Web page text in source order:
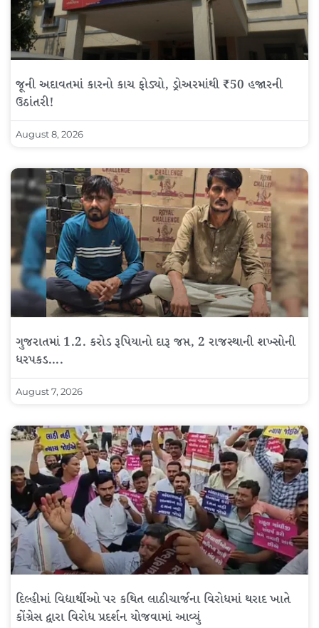
જૂની અદાવતમાં કારનો કાચ ફોડ્યો, ડ્રોઅરમાંથી ₹50 હજારની
ઉઠાંતરી!
August 8, 2026
ગુજરાતમાં 1.2. કરોડ રૂપિયાનો દારૂ જપ્ત, 2 રાજસ્થાની શખ્સોની
ધરપકડ….
August 7, 2026
દિલ્હીમાં વિદ્યાર્થીઓ પર કથિત લાઠીચાર્જના વિરોધમાં થરાદ ખાતે
કોંગ્રેસ દ્વારા વિરોધ પ્રદર્શન યોજવામાં આવ્યું